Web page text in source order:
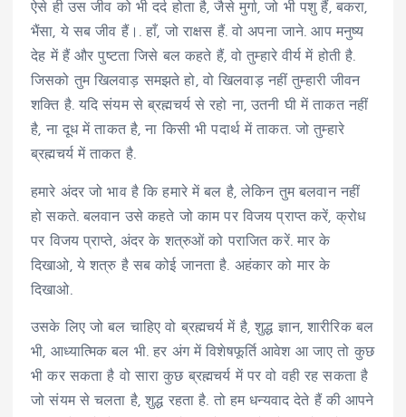
ऐसे ही उस जीव को भी दर्द होता है, जैसे मुर्गा, जो भी पशु हैं, बकरा,
भैंसा, ये सब जीव हैं।. हाँ, जो राक्षस हैं. वो अपना जाने. आप मनुष्य
देह में हैं और पुष्टता जिसे बल कहते हैं, वो तुम्हारे वीर्य में होती है.
जिसको तुम खिलवाड़ समझते हो, वो खिलवाड़ नहीं तुम्हारी जीवन
शक्ति है. यदि संयम से ब्रह्मचर्य से रहो ना, उतनी घी में ताकत नहीं
है, ना दूध में ताकत है, ना किसी भी पदार्थ में ताकत. जो तुम्हारे
ब्रह्मचर्य में ताकत है.
हमारे अंदर जो भाव है कि हमारे में बल है, लेकिन तुम बलवान नहीं
हो सकते. बलवान उसे कहते जो काम पर विजय प्राप्त करें, क्रोध
पर विजय प्राप्ते, अंदर के शत्रुओं को पराजित करें. मार के
दिखाओ, ये शत्रु है सब कोई जानता है. अहंकार को मार के
दिखाओ.
उसके लिए जो बल चाहिए वो ब्रह्मचर्य में है, शुद्ध ज्ञान, शारीरिक बल
भी, आध्यात्मिक बल भी. हर अंग में विशेषफूर्ति आवेश आ जाए तो कुछ
भी कर सकता है वो सारा कुछ ब्रह्मचर्य में पर वो वही रह सकता है
जो संयम से चलता है, शुद्ध रहता है. तो हम धन्यवाद देते हैं की आपने